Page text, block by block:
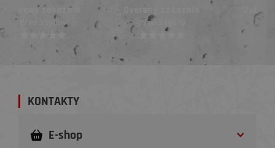
Ověřený zákazník
Před 3 týdny
KONTAKTY
E-shop